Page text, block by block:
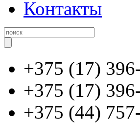
Контакты
+375 (17)
+375 (17)
+375 (44)